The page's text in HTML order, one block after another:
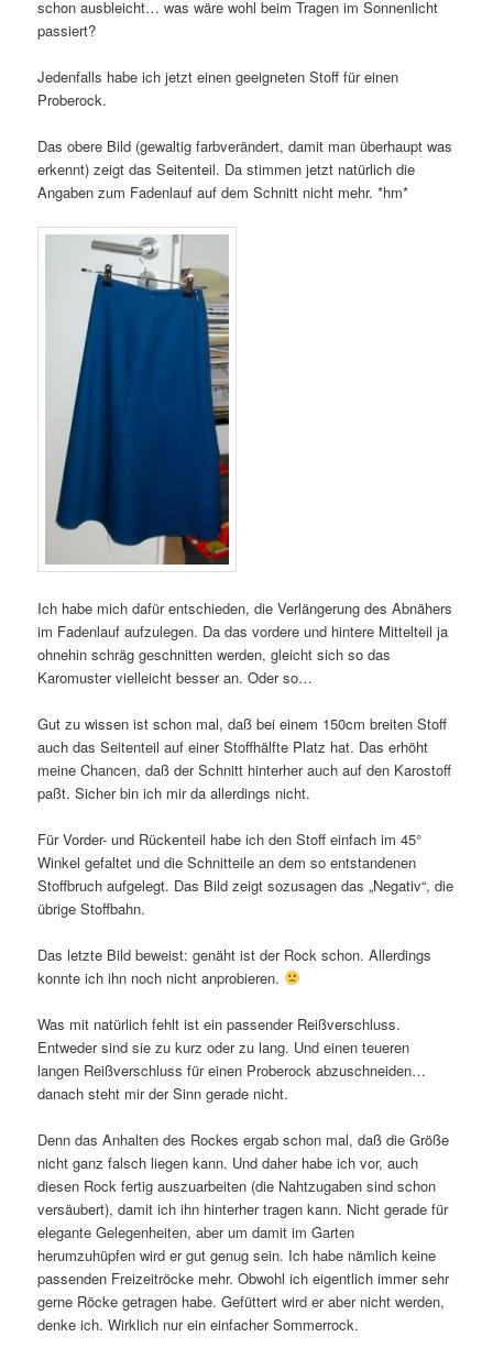
schon ausbleicht… was wäre wohl beim Tragen im Sonnenlicht
passiert?
Jedenfalls habe ich jetzt einen geeigneten Stoff für einen
Proberock.
Das obere Bild (gewaltig farbverändert, damit man überhaupt was
erkennt) zeigt das Seitenteil. Da stimmen jetzt natürlich die
Angaben zum Fadenlauf auf dem Schnitt nicht mehr. *hm*
Ich habe mich dafür entschieden, die Verlängerung des Abnähers
im Fadenlauf aufzulegen. Da das vordere und hintere Mittelteil ja
ohnehin schräg geschnitten werden, gleicht sich so das
Karomuster vielleicht besser an. Oder so…
Gut zu wissen ist schon mal, daß bei einem 150cm breiten Stoff
auch das Seitenteil auf einer Stoffhälfte Platz hat. Das erhöht
meine Chancen, daß der Schnitt hinterher auch auf den Karostoff
paßt. Sicher bin ich mir da allerdings nicht.
Für Vorder- und Rückenteil habe ich den Stoff einfach im 45°
Winkel gefaltet und die Schnitteile an dem so entstandenen
Stoffbruch aufgelegt. Das Bild zeigt sozusagen das „Negativ“, die
übrige Stoffbahn.
Das letzte Bild beweist: genäht ist der Rock schon. Allerdings
konnte ich ihn noch nicht anprobieren.
Was mit natürlich fehlt ist ein passender Reißverschluss.
Entweder sind sie zu kurz oder zu lang. Und einen teueren
langen Reißverschluss für einen Proberock abzuschneiden…
danach steht mir der Sinn gerade nicht.
Denn das Anhalten des Rockes ergab schon mal, daß die Größe
nicht ganz falsch liegen kann. Und daher habe ich vor, auch
diesen Rock fertig auszuarbeiten (die Nahtzugaben sind schon
versäubert), damit ich ihn hinterher tragen kann. Nicht gerade für
elegante Gelegenheiten, aber um damit im Garten
herumzuhüpfen wird er gut genug sein. Ich habe nämlich keine
passenden Freizeitröcke mehr. Obwohl ich eigentlich immer sehr
gerne Röcke getragen habe. Gefüttert wird er aber nicht werden,
denke ich. Wirklich nur ein einfacher Sommerrock.